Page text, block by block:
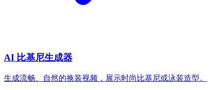
AI 比基尼生成器
生成流畅、自然的换装视频，展示时尚比基尼或泳装造型。